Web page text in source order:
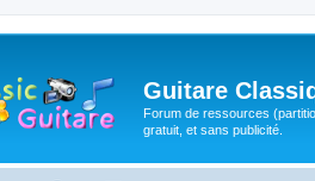
Guitare
Forum de ressources
gratuit, et sans publicité.